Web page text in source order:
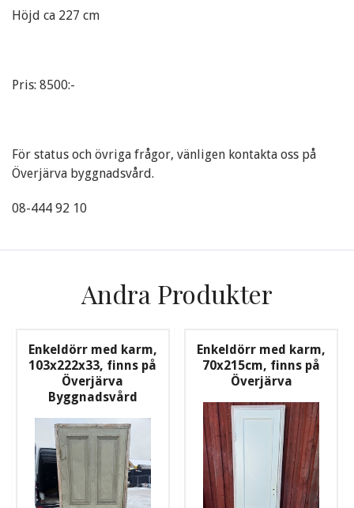
Höjd ca 227 cm
Pris: 8500:-
För status och övriga frågor, vänligen kontakta oss på
Överjärva byggnadsvård.
08-444 92 10
Andra Produkter
Enkeldörr med karm,
103x222x33, finns på
Överjärva
Byggnadsvård
Enkeldörr med karm,
70x215cm, finns på
Överjärva